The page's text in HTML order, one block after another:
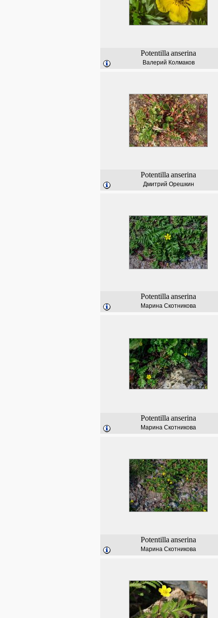
Potentilla anserina
Валерий Колмаков
Potentilla anserina
Дмитрий Орешкин
Potentilla anserina
Марина Скотникова
Potentilla anserina
Марина Скотникова
Potentilla anserina
Марина Скотникова